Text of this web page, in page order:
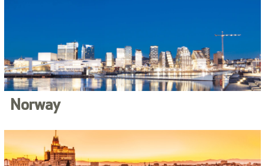
Norway